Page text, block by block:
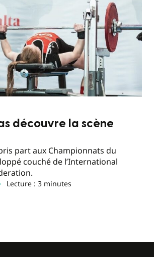
découvre la scène
part aux Championnats du
couché de l’International
Lecture : 3 minutes